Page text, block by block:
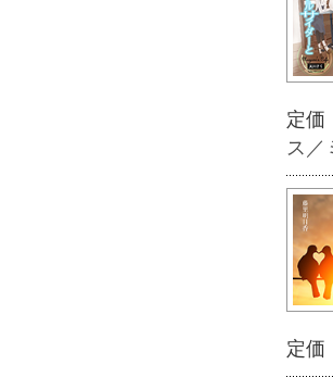
定価
ス／
定価